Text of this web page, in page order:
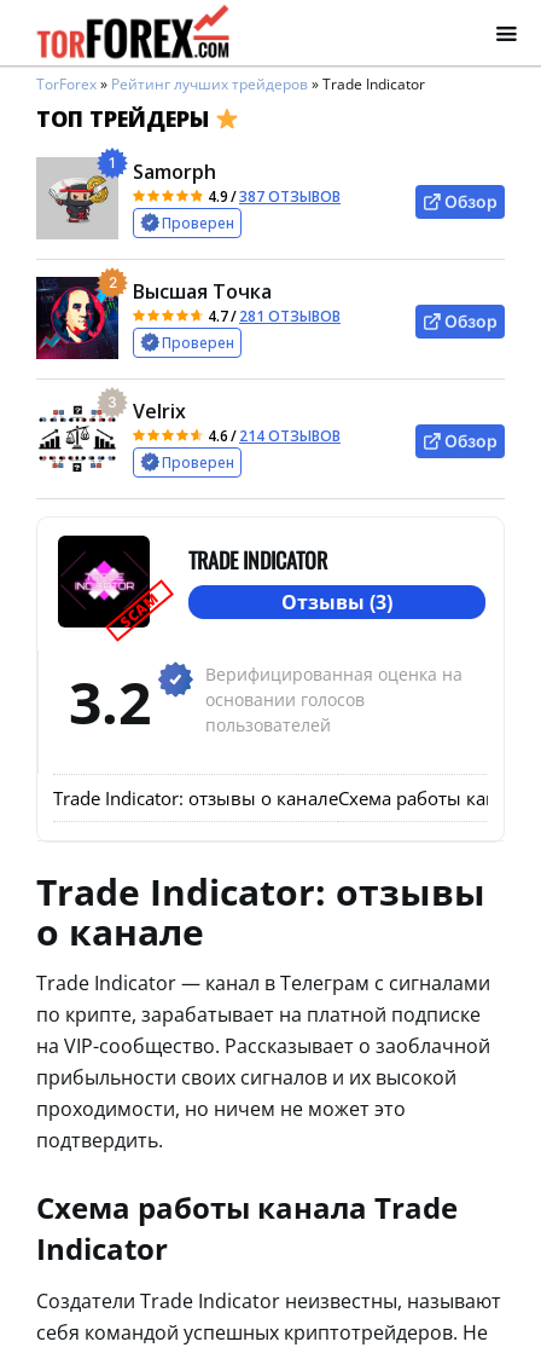
TorForex» Рейтинг лучших трейдеров»Trade Indicator
ТОП ТРЕЙДЕРЫ
1 Samorph
4.9/387 ОТЗЫВОВ
Проверен
Обзор
2 Высшая Точка
4.7/281 ОТЗЫВОВ
Проверен
Обзор
3 Velrix
4.6/214 ОТЗЫВОВ
Проверен
Обзор
SCAM
TRADE INDICATOR
Отзывы (3)
3.2
Верифицированная оценка на
основании голосов
пользователей
Trade Indicator: отзывы о каналеСхема работы канала
Trade Indicator: отзывы
о канале
Trade Indicator — канал в Телеграм с сигналами
по крипте, зарабатывает на платной подписке
на VIP-сообщество. Рассказывает о заоблачной
прибыльности своих сигналов и их высокой
проходимости, но ничем не может это
подтвердить.
Схема работы канала Trade
Indicator
Создатели Trade Indicator неизвестны, называют
себя командой успешных криптотрейдеров. Не